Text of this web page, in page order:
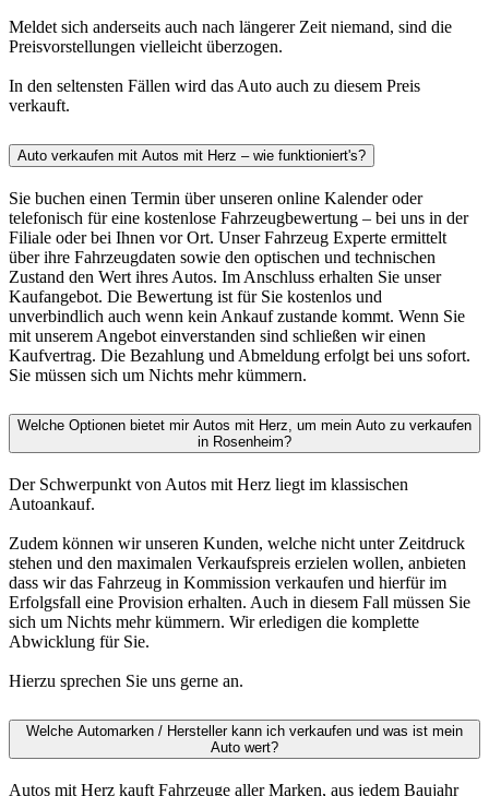
Meldet sich anderseits auch nach längerer Zeit niemand, sind die
Preisvorstellungen vielleicht überzogen.
In den seltensten Fällen wird das Auto auch zu diesem Preis
verkauft.
Auto verkaufen mit Autos mit Herz – wie funktioniert's?
Sie buchen einen Termin über unseren online Kalender oder
telefonisch für eine kostenlose Fahrzeugbewertung – bei uns in der
Filiale oder bei Ihnen vor Ort. Unser Fahrzeug Experte ermittelt
über ihre Fahrzeugdaten sowie den optischen und technischen
Zustand den Wert ihres Autos. Im Anschluss erhalten Sie unser
Kaufangebot. Die Bewertung ist für Sie kostenlos und
unverbindlich auch wenn kein Ankauf zustande kommt. Wenn Sie
mit unserem Angebot einverstanden sind schließen wir einen
Kaufvertrag. Die Bezahlung und Abmeldung erfolgt bei uns sofort.
Sie müssen sich um Nichts mehr kümmern.
Welche Optionen bietet mir Autos mit Herz, um mein Auto zu verkaufen
in Rosenheim?
Der Schwerpunkt von Autos mit Herz liegt im klassischen
Autoankauf.
Zudem können wir unseren Kunden, welche nicht unter Zeitdruck
stehen und den maximalen Verkaufspreis erzielen wollen, anbieten
dass wir das Fahrzeug in Kommission verkaufen und hierfür im
Erfolgsfall eine Provision erhalten. Auch in diesem Fall müssen Sie
sich um Nichts mehr kümmern. Wir erledigen die komplette
Abwicklung für Sie.
Hierzu sprechen Sie uns gerne an.
Welche Automarken / Hersteller kann ich verkaufen und was ist mein
Auto wert?
Autos mit Herz kauft Fahrzeuge aller Marken, aus jedem Baujahr